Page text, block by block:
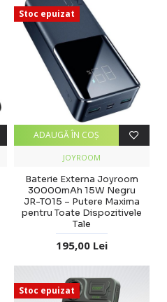
Stoc epuizat
JOYROOM
Baterie Externa Joyroom
30000mAh 15W Negru
JR-T015 – Putere Maxima
pentru Toate Dispozitivele
Tale
195,00 Lei
ADAUGĂ ÎN COŞ
Stoc epuizat